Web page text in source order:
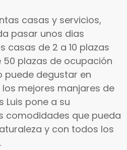
casas y servicios,
pasar unos dias
casas de 2 a 10 plazas
plazas de ocupación
puede degustar en
mejores manjares de
Luis pone a su
comodidades que pueda
y con todos los